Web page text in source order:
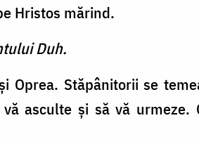
Hristos mărind.
Duh.
Oprea. Stăpânitorii se
asculte şi să vă urmeze.